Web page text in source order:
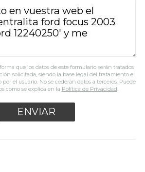
que los datos de este formulario serán tratados
solicitada, siendo la base legal del tratamiento el
el usuario. No se cederán datos a terceros. Puede
como se explica en la Política de Privacidad.